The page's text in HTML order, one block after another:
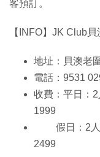
客預訂。
【INFO】JK Club
地址：貝澳老
電話：9531
收費：平日：
1999
假日：2人
2499